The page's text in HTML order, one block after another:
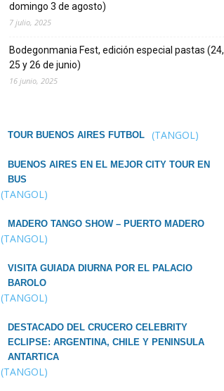
domingo 3 de agosto)
7 julio, 2025
Bodegonmania Fest, edición especial pastas (24,
25 y 26 de junio)
16 junio, 2025
TOUR BUENOS AIRES FUTBOL (TANGOL)
BUENOS AIRES EN EL MEJOR CITY TOUR EN
BUS
(TANGOL)
MADERO TANGO SHOW – PUERTO MADERO
(TANGOL)
VISITA GUIADA DIURNA POR EL PALACIO
BAROLO
(TANGOL)
DESTACADO DEL CRUCERO CELEBRITY
ECLIPSE: ARGENTINA, CHILE Y PENINSULA
ANTARTICA
(TANGOL)